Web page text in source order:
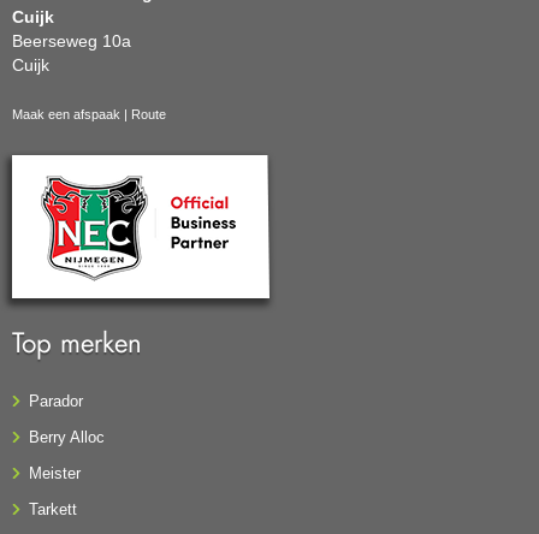
Cuijk
Beerseweg 10a
Cuijk
Maak een afspaak | Route
Top merken
Parador
Berry Alloc
Meister
Tarkett